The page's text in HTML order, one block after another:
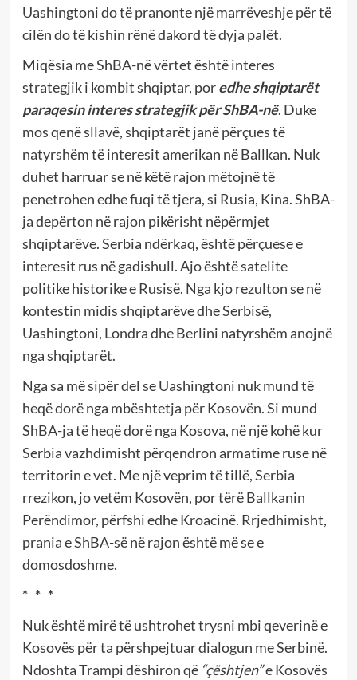
Uashingtoni do të pranonte një marrëveshje për të
cilën do të kishin rënë dakord të dyja palët.
Miqësia me ShBA-në vërtet është interes
strategjik i kombit shqiptar, poredhe shqiptarët
paraqesin interes strategjik për ShBA-në. Duke
mos qenë sllavë, shqiptarët janë përçues të
natyrshëm të interesit amerikan në Ballkan. Nuk
duhet harruar se në këtë rajon mëtojnë të
penetrohen edhe fuqi të tjera, si Rusia, Kina. ShBA-
ja depërton në rajon pikërisht nëpërmjet
shqiptarëve. Serbia ndërkaq, është përçuese e
interesit rus në gadishull. Ajo është satelite
politike historike e Rusisë. Nga kjo rezulton se në
kontestin midis shqiptarëve dhe Serbisë,
Uashingtoni, Londra dhe Berlini natyrshëm anojnë
nga shqiptarët.
Nga sa më sipër del se Uashingtoni nuk mund të
heqë dorë nga mbështetja për Kosovën. Si mund
ShBA-ja të heqë dorë nga Kosova, në një kohë kur
Serbia vazhdimisht përqendron armatime ruse në
territorin e vet. Me një veprim të tillë, Serbia
rrezikon, jo vetëm Kosovën, por tërë Ballkanin
Perëndimor, përfshi edhe Kroacinë. Rrjedhimisht,
prania e ShBA-së në rajon është më se e
domosdoshme.
* * *
Nuk është mirë të ushtrohet trysni mbi qeverinë e
Kosovës për ta përshpejtuar dialogun me Serbinë.
Ndoshta Trampi dëshiron që “çështjen”e Kosovës